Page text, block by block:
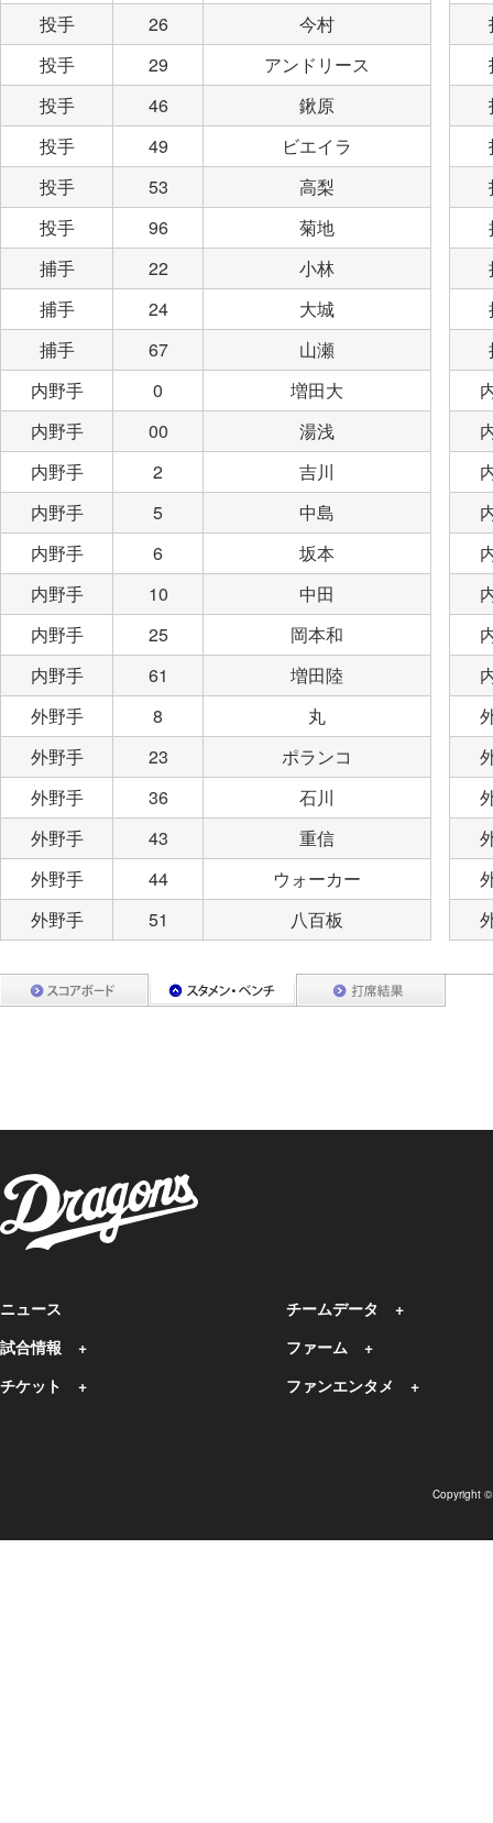
投手
26
今村
投手
29
アンドリース
投手
46
鍬原
投手
49
ビエイラ
投手
53
高梨
投手
96
菊地
捕手
22
小林
捕手
24
大城
捕手
67
山瀬
内野手
0
増田大
内野手
00
湯浅
内野手
2
吉川
内野手
5
中島
内野手
6
坂本
内野手
10
中田
内野手
25
岡本和
内野手
61
増田陸
外野手
8
丸
外野手
23
ポランコ
外野手
36
石川
外野手
43
重信
外野手
44
ウォーカー
外野手
51 八百板
ニュース
試合情報
チケット
チームデータ
ファーム
ファンエンタメ
Copyright